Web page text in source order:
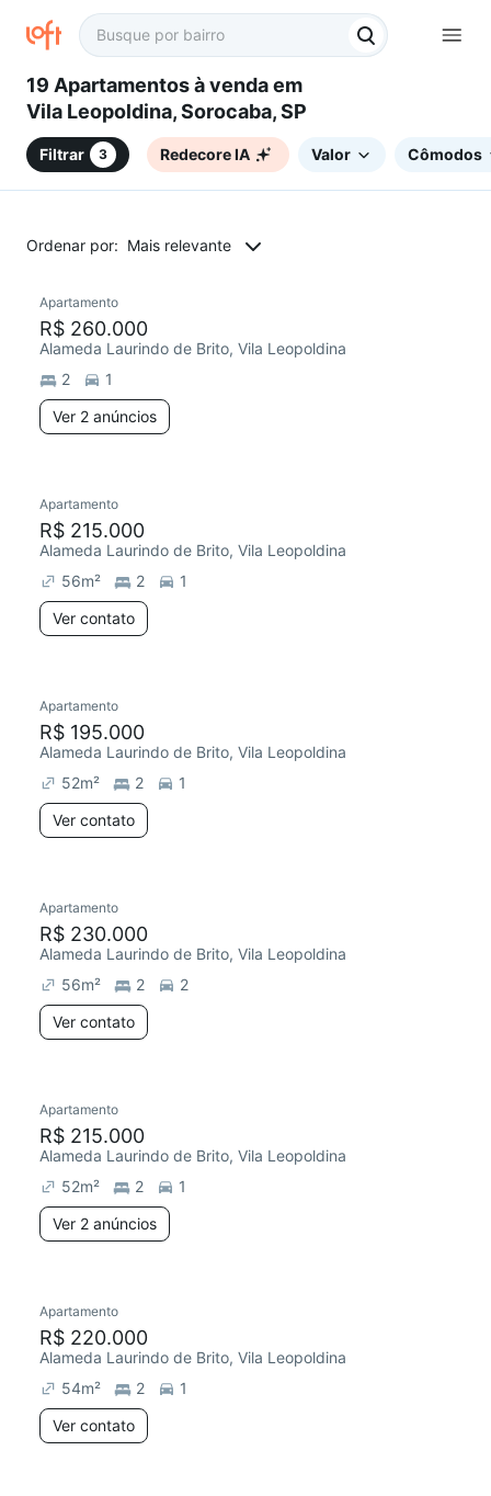
19 Apartamentos à venda em
Vila Leopoldina, Sorocaba, SP
Filtrar 3 Redecore IA Valor Cômodos
Ordenar por: Mais relevante
Redecorar
Apartamento
R$ 260.000
Alameda Laurindo de Brito, Vila Leopoldina
2
1
Ver 2 anúncios
Redecorar
Apartamento
R$ 215.000
Alameda Laurindo de Brito, Vila Leopoldina
56m² 2
1
Ver contato
Chegou há 6 dias
Apartamento
R$ 195.000
Alameda Laurindo de Brito, Vila Leopoldina
52m² 2
1
Ver contato
Chegou este mês
Apartamento
R$ 230.000
Alameda Laurindo de Brito, Vila Leopoldina
56m² 2
2
Ver contato
Redecorar
Apartamento
R$ 215.000
Alameda Laurindo de Brito, Vila Leopoldina
52m² 2
1
Ver 2 anúncios
Redecorar
Apartamento
R$ 220.000
Alameda Laurindo de Brito, Vila Leopoldina
54m² 2
1
Ver contato